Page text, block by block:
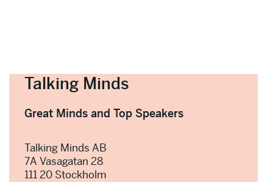
Talking Minds
Great Minds and Top Speakers
Talking Minds AB
7A Vasagatan 28
111 20 Stockholm